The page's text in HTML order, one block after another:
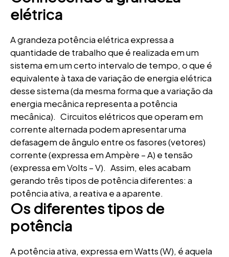
elétrica
A grandeza potência elétrica expressa a
quantidade de trabalho que é realizada em um
sistema em um certo intervalo de tempo, o que é
equivalente à taxa de variação de energia elétrica
desse sistema (da mesma forma que a variação da
energia mecânica representa a potência
mecânica). Circuitos elétricos que operam em
corrente alternada podem apresentar uma
defasagem de ângulo entre os fasores (vetores)
corrente (expressa em Ampère – A) e tensão
(expressa em Volts – V). Assim, eles acabam
gerando três tipos de potência diferentes: a
potência ativa, a reativa e a aparente.
Os diferentes tipos de
potência
A potência ativa, expressa em Watts (W), é aquela